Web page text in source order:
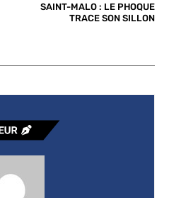
SAINT-MALO : LE PHOQUE
TRACE SON SILLON